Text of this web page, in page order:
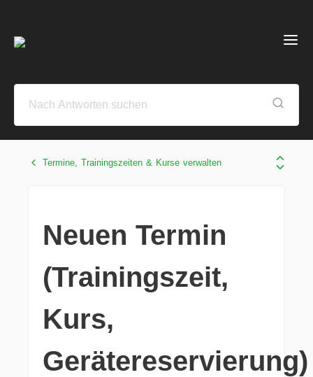
Termine, Trainingszeiten & Kurse verwalten
Neuen Termin
(Trainingszeit,
Kurs,
Gerätereservierung)